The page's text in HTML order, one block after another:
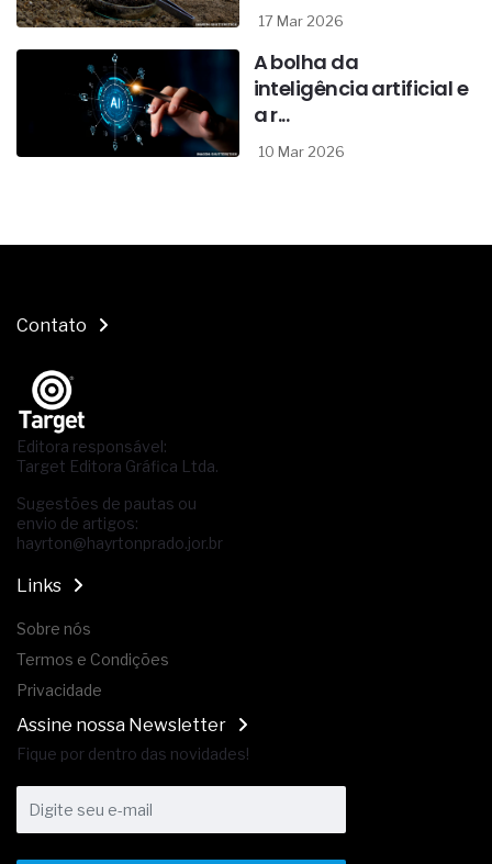
17 Mar 2026
A bolha da
inteligência artificial e
a r...
10 Mar 2026
Contato
Editora responsável:
Target Editora Gráfica Ltda.
Sugestões de pautas ou
envio de artigos:
hayrton@hayrtonprado.jor.br
Links
Sobre nós
Termos e Condições
Privacidade
Assine nossa Newsletter
Fique por dentro das novidades!